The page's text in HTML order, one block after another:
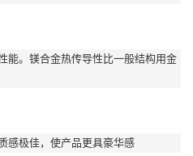
。镁合金热传导性比一般结构用金
极佳，使产品更具豪华感